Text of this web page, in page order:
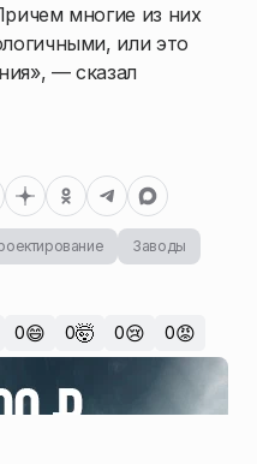
многие из них
или это
— сказал
Заводы
0😄 0🤯 0😢 0😡